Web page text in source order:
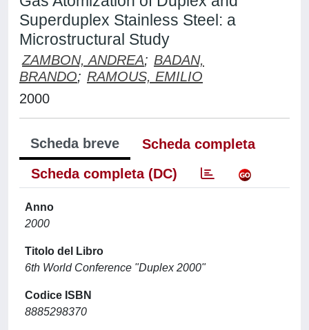
Superduplex Stainless Steel: a
Microstructural Study
ZAMBON, ANDREA; BADAN,
BRANDO; RAMOUS, EMILIO
2000
Scheda breve
Scheda completa
Scheda completa (DC)
Anno
2000
Titolo del Libro
6th World Conference "Duplex 2000"
Codice ISBN
8885298370